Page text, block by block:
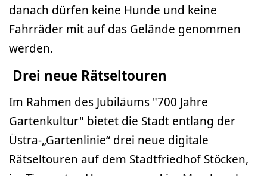
danach dürfen keine Hunde und keine
Fahrräder mit auf das Gelände genommen
werden.
Drei neue Rätseltouren
Im Rahmen des Jubiläums "700 Jahre
Gartenkultur" bietet die Stadt entlang der
Üstra-„Gartenlinie“ drei neue digitale
Rätseltouren auf dem Stadtfriedhof Stöcken,